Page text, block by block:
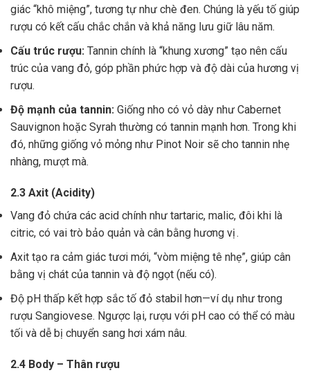
giác “khô miệng”, tương tự như chè đen. Chúng là yếu tố giúp
rượu có kết cấu chắc chắn và khả năng lưu giữ lâu năm.
Cấu trúc rượu: Tannin chính là “khung xương” tạo nên cấu
trúc của vang đỏ, góp phần phức hợp và độ dài của hương vị
rượu.
Độ mạnh của tannin: Giống nho có vỏ dày như Cabernet
Sauvignon hoặc Syrah thường có tannin mạnh hơn. Trong khi
đó, những giống vỏ mỏng như Pinot Noir sẽ cho tannin nhẹ
nhàng, mượt mà.
2.3 Axit (Acidity)
Vang đỏ chứa các acid chính như tartaric, malic, đôi khi là
citric, có vai trò bảo quản và cân bằng hương vị .
Axit tạo ra cảm giác tươi mới, “vòm miệng tê nhẹ”, giúp cân
bằng vị chát của tannin và độ ngọt (nếu có).
Độ pH thấp kết hợp sắc tố đỏ stabil hơn—ví dụ như trong
rượu Sangiovese. Ngược lại, rượu với pH cao có thể có màu
tối và dễ bị chuyển sang hơi xám nâu.
2.4 Body – Thân rượu